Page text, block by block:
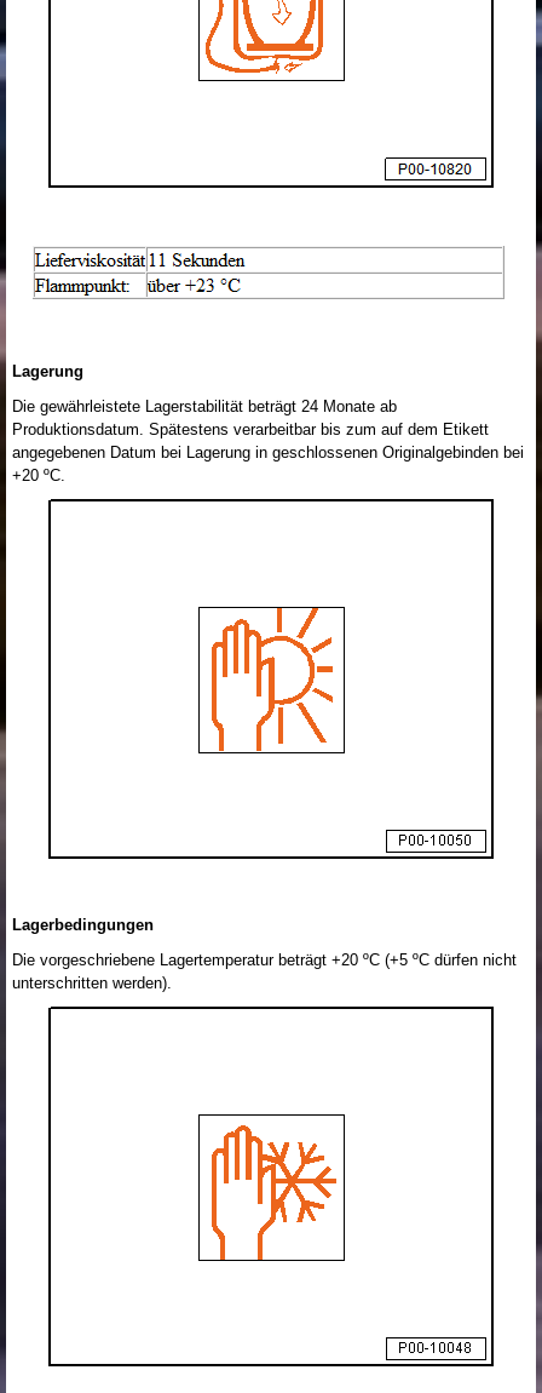
Lagerung
Die gewährleistete Lagerstabilität beträgt 24 Monate ab
Produktionsdatum. Spätestens verarbeitbar bis zum auf dem Etikett
angegebenen Datum bei Lagerung in geschlossenen Originalgebinden bei
+20 ºC.
Lagerbedingungen
Die vorgeschriebene Lagertemperatur beträgt +20 ºC (+5 ºC dürfen nicht
unterschritten werden).